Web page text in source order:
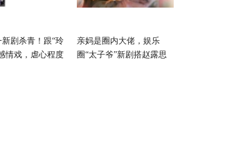
新剧杀青！跟“玲
情戏，虐心程度
亲妈是圈内大佬，娱乐
圈“太子爷”新剧搭赵露思